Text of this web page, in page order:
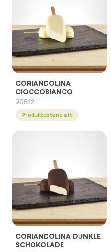
CORIANDOLINA
CIOCCOBIANCO
90512
Produktdatenblatt
CORIANDOLINA DUNKLE
SCHOKOLADE